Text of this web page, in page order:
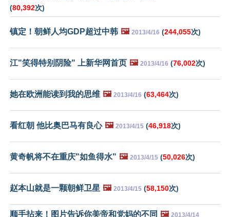
(80,392次)
镇定！朝鲜人均GDP超过中韩 🖼️ 2013/4/16 (244,055次)
江"笑得特别阴险" 上新华网首页 🖼️ 2013/4/16 (76,002次)
她在欧洲能读到我的思维 🖼️ 2013/4/16 (63,464次)
看红朝 他比奥巴马有良心 🖼️ 2013/4/15 (46,918次)
黄奇帆将不在重庆"如鱼得水" 🖼️ 2013/4/15 (50,026次)
赵本山就是一颗朝鲜卫星 🖼️ 2013/4/15 (58,150次)
顺手拈来！图片告诉你美帝和党妈的不同 🖼️ 2013/4/14